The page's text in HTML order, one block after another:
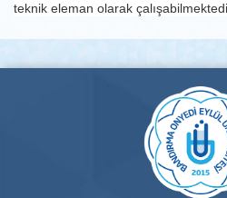
teknik eleman olarak